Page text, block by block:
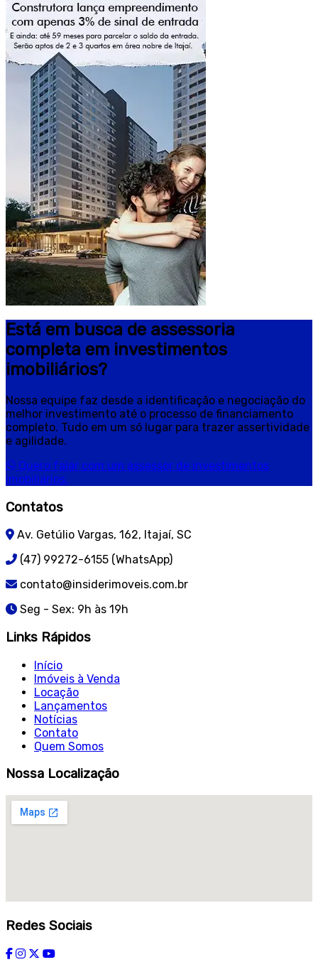
Está em busca de assessoria
completa em investimentos
imobiliários?
Nossa equipe faz desde a identificação e negociação do
melhor investimento até o processo de financiamento
completo. Tudo em um só lugar para trazer assertividade
e agilidade.
Quero falar com um assessor de investimentos
imobiliários.
Contatos
Av. Getúlio Vargas, 162, Itajaí, SC
(47) 99272-6155 (WhatsApp)
contato@insiderimoveis.com.br
Seg - Sex: 9h às 19h
Links Rápidos
Início
Imóveis à Venda
Locação
Lançamentos
Notícias
Contato
Quem Somos
Nossa Localização
Redes Sociais